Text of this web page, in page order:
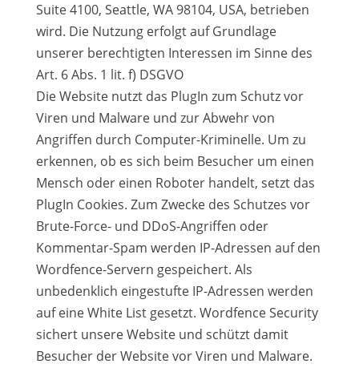
Suite 4100, Seattle, WA 98104, USA, betrieben
wird. Die Nutzung erfolgt auf Grundlage
unserer berechtigten Interessen im Sinne des
Art. 6 Abs. 1 lit. f) DSGVO
Die Website nutzt das PlugIn zum Schutz vor
Viren und Malware und zur Abwehr von
Angriffen durch Computer-Kriminelle. Um zu
erkennen, ob es sich beim Besucher um einen
Mensch oder einen Roboter handelt, setzt das
PlugIn Cookies. Zum Zwecke des Schutzes vor
Brute-Force- und DDoS-Angriffen oder
Kommentar-Spam werden IP-Adressen auf den
Wordfence-Servern gespeichert. Als
unbedenklich eingestufte IP-Adressen werden
auf eine White List gesetzt. Wordfence Security
sichert unsere Website und schützt damit
Besucher der Website vor Viren und Malware.